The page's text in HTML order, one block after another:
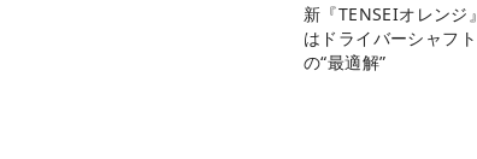
新『TENSEIオレンジ』
はドライバーシャフト
の“最適解”